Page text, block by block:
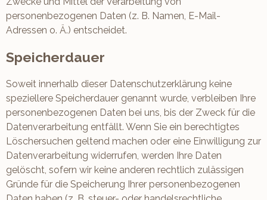
personenbezogenen Daten (z. B. Namen, E-Mail-
Adressen o. Ä.) entscheidet.
Speicherdauer
Soweit innerhalb dieser Datenschutzerklärung keine
speziellere Speicherdauer genannt wurde, verbleiben Ihre
personenbezogenen Daten bei uns, bis der Zweck für die
Datenverarbeitung entfällt. Wenn Sie ein berechtigtes
Löschersuchen geltend machen oder eine Einwilligung zur
Datenverarbeitung widerrufen, werden Ihre Daten
gelöscht, sofern wir keine anderen rechtlich zulässigen
Gründe für die Speicherung Ihrer personenbezogenen